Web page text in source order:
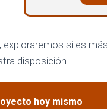
exploraremos si es
disposición.
hoy mismo